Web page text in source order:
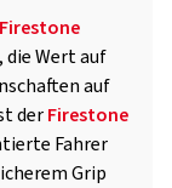
Firestone
die Wert auf
auf
derFirestone
Fahrer
Grip